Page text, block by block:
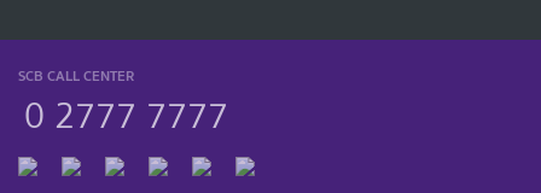
SCB CALL CENTER
0 2777 7777